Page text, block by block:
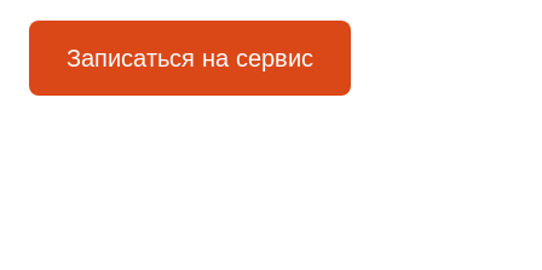
Записаться на сервис